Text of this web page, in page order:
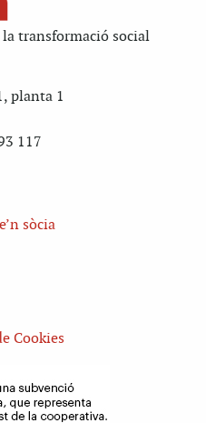
transformació social
planta 1
117
sòcia
Cookies